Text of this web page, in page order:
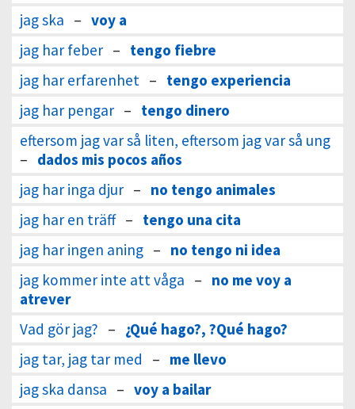
jag ska – voy a
jag har feber – tengo fiebre
jag har erfarenhet – tengo experiencia
jag har pengar – tengo dinero
eftersom jag var så liten, eftersom jag var så ung
– dados mis pocos años
jag har inga djur – no tengo animales
jag har en träff – tengo una cita
jag har ingen aning – no tengo ni idea
jag kommer inte att våga – no me voy a
atrever
Vad gör jag? – ¿Qué hago?, ?Qué hago?
jag tar, jag tar med
– me llevo
jag ska dansa – voy a bailar